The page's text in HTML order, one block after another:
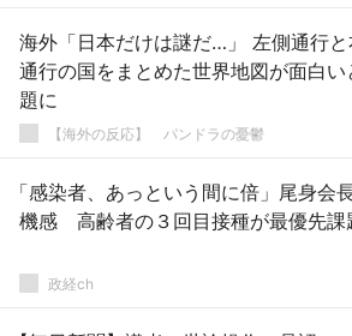
海外「日本だけは謎だ…」 左側通行と
通行の国をまとめた世界地図が面白い
題に
【海外の反応】 パンドラの憂鬱
「感染者、あっという間に倍」尾身会
機感 高齢者の３回目接種が最優先課
政経ch